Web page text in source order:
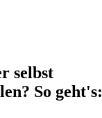
selbst
So geht's: